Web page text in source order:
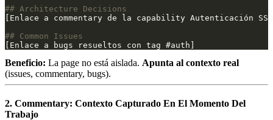
Beneficio: La page no está aislada. Apunta al contexto real
(issues, commentary, bugs).
2. Commentary: Contexto Capturado En El Momento Del
Trabajo